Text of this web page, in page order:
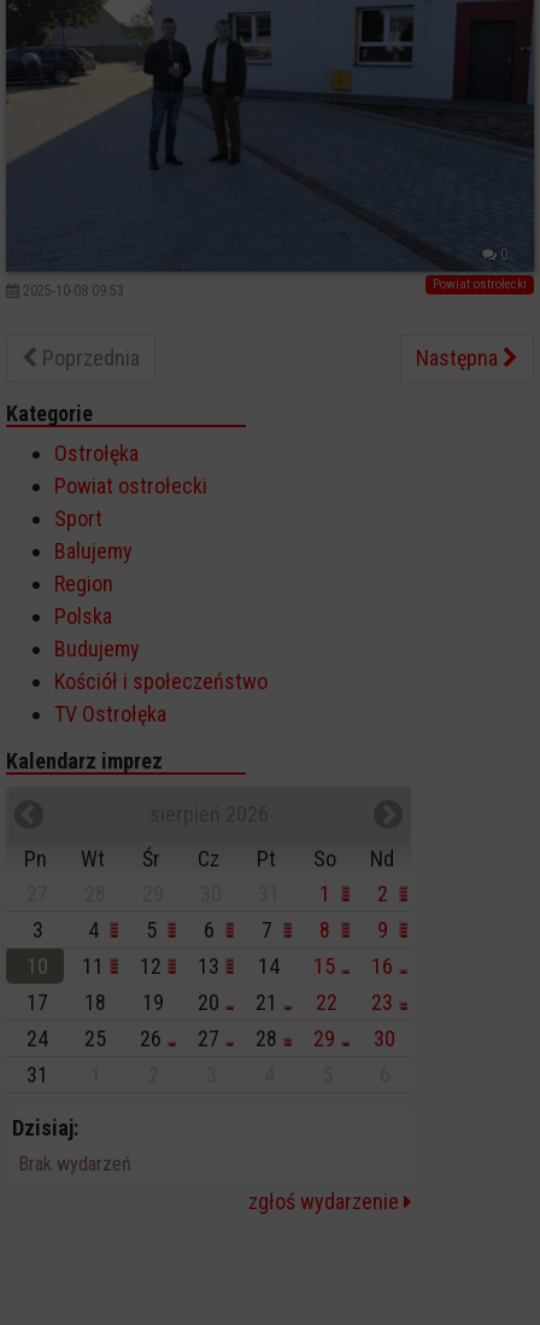
0
Powiat ostrołecki
2025-10-08 09:53
Poprzednia Następna
Kategorie
Ostrołęka
Powiat ostrołecki
Sport
Balujemy
Region
Polska
Budujemy
Kościół i społeczeństwo
TV Ostrołęka
Kalendarz imprez
Pn
Wt Śr Cz Pt So
Nd
1
2
3
4 5 6 7 8
9
10
11 12 13 14 15
16
17
18 19 20 21 22
23
24
25 26 27 28 29
30
31
Dzisiaj:
Brak wydarzeń
zgłoś wydarzenie